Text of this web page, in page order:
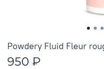
Powdery Fluid Fleur
950 ₽